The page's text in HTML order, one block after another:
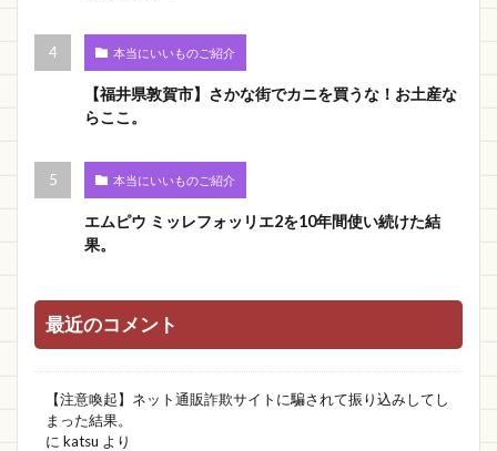
本当にいいものご紹介
【福井県敦賀市】さかな街でカニを買うな！お土産な
らここ。
本当にいいものご紹介
エムピウ ミッレフォッリエ2を10年間使い続けた結
果。
最近のコメント
【注意喚起】ネット通販詐欺サイトに騙されて振り込みしてし
まった結果。
に katsu より